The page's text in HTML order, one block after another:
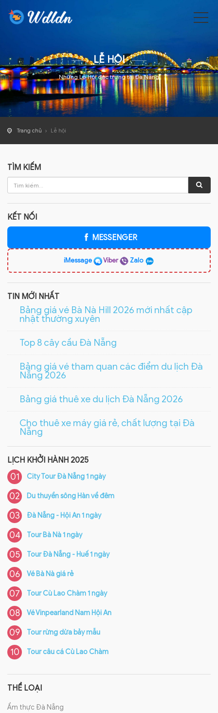
LỄ HỘI
Những Lễ Hội đặc trưng tại Đà Nẵng
Trang chủ Lễ hội
TÌM KIẾM
KẾT NỐI
MESSENGER
iMessage Viber Zalo
TIN MỚI NHẤT
Bảng giá vé Bà Nà Hill 2026 mới nhất cập
nhật thường xuyên
Top 8 cây cầu Đà Nẵng
Bảng giá vé tham quan các điểm du lịch Đà
Nẵng 2026
Bảng giá thuê xe du lịch Đà Nẵng 2026
Cho thuê xe máy giá rẻ, chất lượng tại Đà
Nẵng
LỊCH KHỞI HÀNH 2025
01 City Tour Đà Nẵng 1 ngày
02 Du thuyền sông Hàn về đêm
03 Đà Nẵng - Hội An 1 ngày
04 Tour Bà Nà 1 ngày
05 Tour Đà Nẵng - Huế 1 ngày
06 Vé Bà Nà giá rẻ
07 Tour Cù Lao Chàm 1 ngày
08 Vé Vinpearland Nam Hội An
09 Tour rừng dừa bảy mẫu
10 Tour câu cá Cù Lao Chàm
THỂ LOẠI
Ẩm thực Đà Nẵng